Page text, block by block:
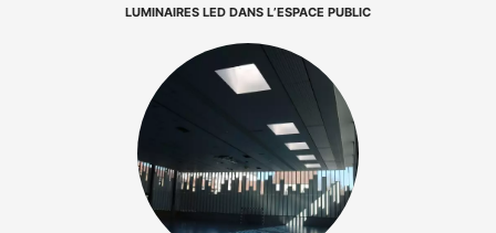
LUMINAIRES LED DANS L’ESPACE PUBLIC